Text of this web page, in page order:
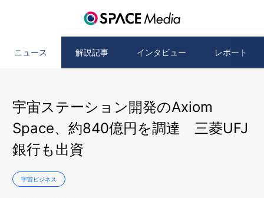
ニュース 解説記事 インタビュー レポート
宇宙ステーション開発のAxiom
Space、約840億円を調達 三菱UFJ
銀行も出資
宇宙ビジネス